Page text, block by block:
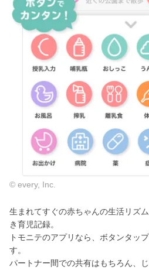
© every, Inc.
生まれてすぐの赤ちゃんの生活リズ
き育児記録。
トモニテのアプリなら、ボタンタッ
す。
パートナー間での共有はもちろん、